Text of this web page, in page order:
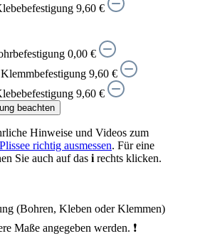
9,60 €
0,00 €
Klemmbefestigung 9,60 €
9,60 €
beachten
Hinweise und Videos zum
Plissee richtig ausmessen. Für eine
Sie auch auf das i rechts klicken.
(Bohren, Kleben oder Klemmen)
Maße angegeben werden. ❗